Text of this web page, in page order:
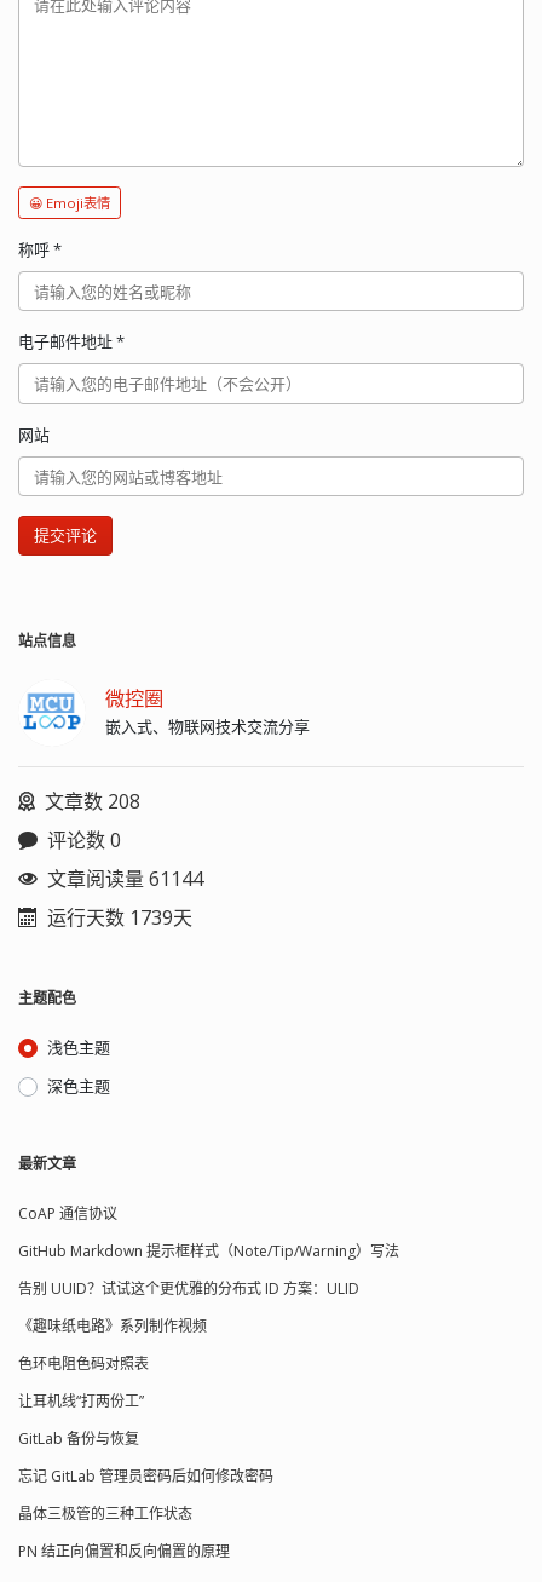
😀 Emoji表情
称呼*
电子邮件地址*
网站
提交评论
站点信息
微控圈
嵌入式、物联网技术交流分享
文章数 208
评论数 0
文章阅读量 61144
运行天数 1739天
主题配色
浅色主题
深色主题
最新文章
CoAP 通信协议
GitHub Markdown 提示框样式（Note/Tip/Warning）写法
告别 UUID？试试这个更优雅的分布式 ID 方案：ULID
《趣味纸电路》系列制作视频
色环电阻色码对照表
让耳机线“打两份工”
GitLab 备份与恢复
忘记 GitLab 管理员密码后如何修改密码
晶体三极管的三种工作状态
PN 结正向偏置和反向偏置的原理